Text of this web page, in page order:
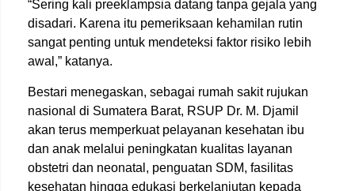
“Sering kali preeklampsia datang tanpa gejala yang
disadari. Karena itu pemeriksaan kehamilan rutin
sangat penting untuk mendeteksi faktor risiko lebih
awal,” katanya.
Bestari menegaskan, sebagai rumah sakit rujukan
nasional di Sumatera Barat, RSUP Dr. M. Djamil
akan terus memperkuat pelayanan kesehatan ibu
dan anak melalui peningkatan kualitas layanan
obstetri dan neonatal, penguatan SDM, fasilitas
kesehatan hingga edukasi berkelanjutan kepada